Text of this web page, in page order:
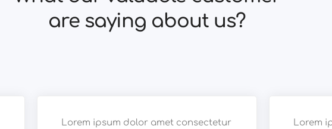
are saying about us?
Lorem ipsum dolor amet consectetur
Lorem